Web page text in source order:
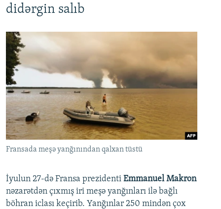
didərgin salıb
Fransada meşə yanğınından qalxan tüstü
İyulun 27-də Fransa prezidenti Emmanuel Makron
nəzarətdən çıxmış iri meşə yanğınları ilə bağlı
böhran iclası keçirib. Yanğınlar 250 mindən çox